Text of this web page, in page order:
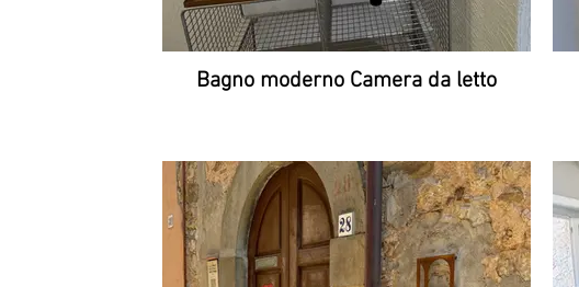
Bagno moderno Camera da letto